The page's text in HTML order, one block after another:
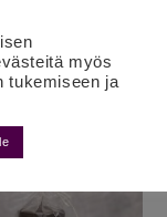
myös
tukemiseen ja